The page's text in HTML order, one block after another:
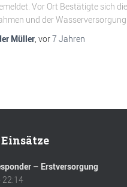
Vor Ort Bestätigte sich
und der Wasserversorgung.
Müller, vor7 Jahren
– Erstversorgung
22:14